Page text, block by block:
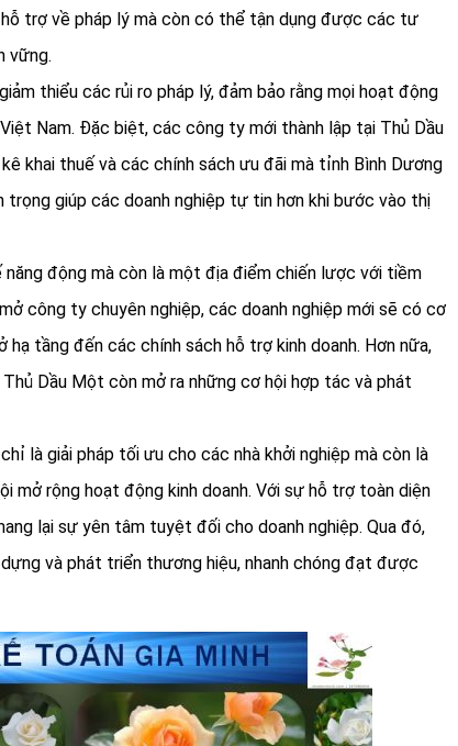
trợ về pháp lý mà còn có thể tận dụng được các tư
vững.
thiểu các rủi ro pháp lý, đảm bảo rằng mọi hoạt động
Nam. Đặc biệt, các công ty mới thành lập tại Thủ Dầu
khai thuế và các chính sách ưu đãi mà tỉnh Bình Dương
trọng giúp các doanh nghiệp tự tin hơn khi bước vào thị
động mà còn là một địa điểm chiến lược với tiềm
công ty chuyên nghiệp, các doanh nghiệp mới sẽ có cơ
tầng đến các chính sách hỗ trợ kinh doanh. Hơn nữa,
Dầu Một còn mở ra những cơ hội hợp tác và phát
là giải pháp tối ưu cho các nhà khởi nghiệp mà còn là
rộng hoạt động kinh doanh. Với sự hỗ trợ toàn diện
lại sự yên tâm tuyệt đối cho doanh nghiệp. Qua đó,
và phát triển thương hiệu, nhanh chóng đạt được